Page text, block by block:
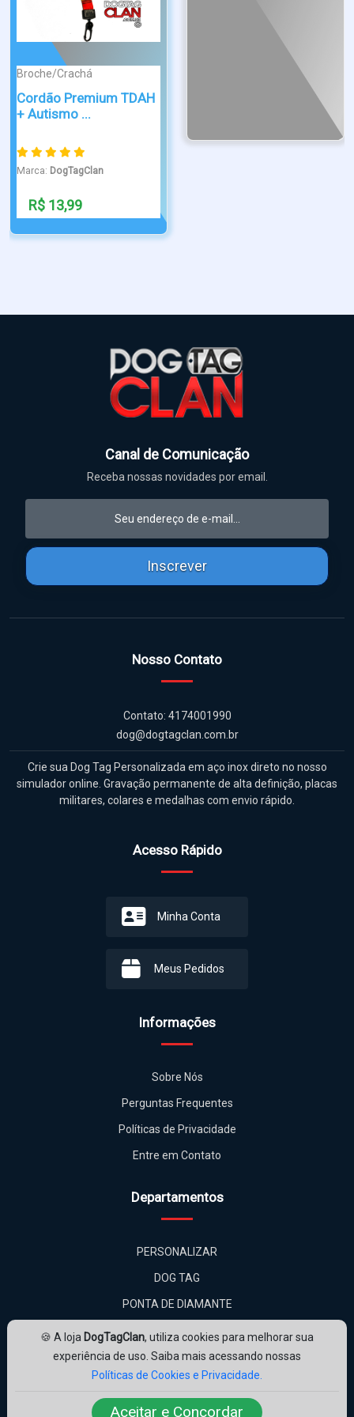
🍪 A loja DogTagClan, utiliza cookies para melhorar sua
experiência de uso. Saiba mais acessando nossas
Políticas de Cookies e Privacidade.
Aceitar e Concordar
Canal de Comunicação
Receba nossas novidades por email.
Inscrever
Nosso Contato
Contato: 4174001990
dog@dogtagclan.com.br
Crie sua Dog Tag Personalizada em aço inox direto no nosso
simulador online. Gravação permanente de alta definição, placas
militares, colares e medalhas com envio rápido.
Acesso Rápido
Minha Conta
Meus Pedidos
Informações
Sobre Nós
Perguntas Frequentes
Políticas de Privacidade
Entre em Contato
Departamentos
PERSONALIZAR
DOG TAG
PONTA DE DIAMANTE
ADICIONAIS
KITS